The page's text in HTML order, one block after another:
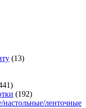
(13)
(192)
ленточные